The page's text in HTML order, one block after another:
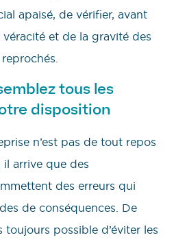
apaisé, de vérifier, avant
et de la gravité des
tous les
disposition
n’est pas de tout repos
arrive que des
des erreurs qui
de conséquences. De
toujours possible d’éviter les